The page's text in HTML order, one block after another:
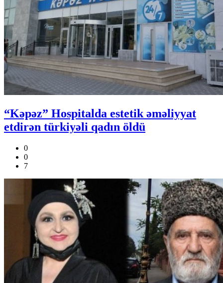
“Kəpəz” Hospitalda estetik əməliyyat
etdirən türkiyəli qadın öldü
0
0
7